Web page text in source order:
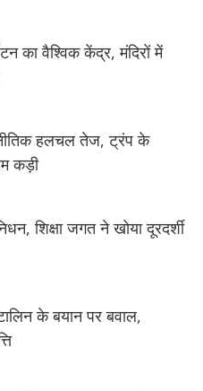
का वैश्विक केंद्र, मंदिरों में
हलचल तेज, ट्रंप के
कड़ी
शिक्षा जगत ने खोया दूरदर्शी
के बयान पर बवाल,